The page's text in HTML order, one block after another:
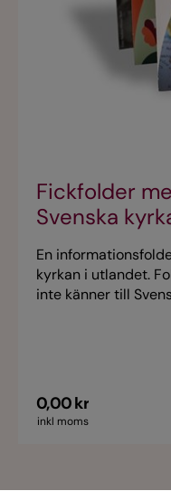
Fickfolder
Svenska
En
kyrkan i utlandet.
inte känner till
0,00 kr
inkl moms